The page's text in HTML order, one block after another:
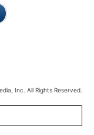
Inc. All Rights Reserved.